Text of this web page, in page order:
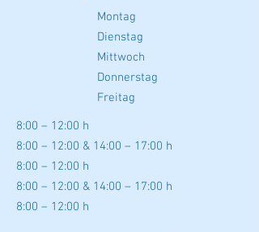
Montag
Dienstag
Mittwoch
Donnerstag
Freitag
8:00 – 12:00 h
8:00 – 12:00 & 14:00 – 17:00 h
8:00 – 12:00 h
8:00 – 12:00 & 14:00 – 17:00 h
8:00 – 12:00 h